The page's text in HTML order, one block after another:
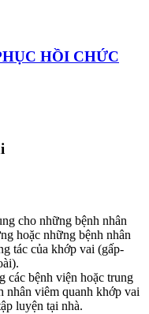
HỒI CHỨC
cho những bệnh nhân
hoặc những bệnh nhân
tác của khớp vai (gấp-
các bệnh viện hoặc trung
nhân viêm quanh khớp vai
luyện tại nhà.